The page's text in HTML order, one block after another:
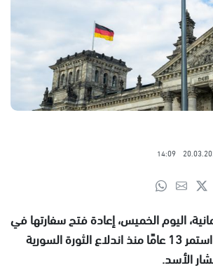
14:09
اليوم الخميس، إعادة فتح سفارتها في
، بعد إغلاق استمر 13 عامًا منذ اندلاع الثورة السورية
الأسد.